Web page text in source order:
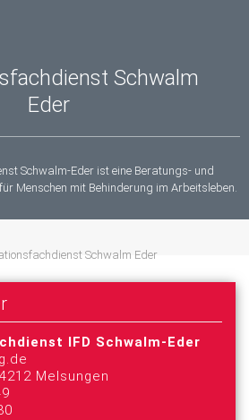
Schwalm
Eder
Schwalm-Eder ist eine Beratungs- und
Menschen mit Behinderung im Arbeitsleben.
Schwalm Eder
IFD Schwalm-Eder
Melsungen